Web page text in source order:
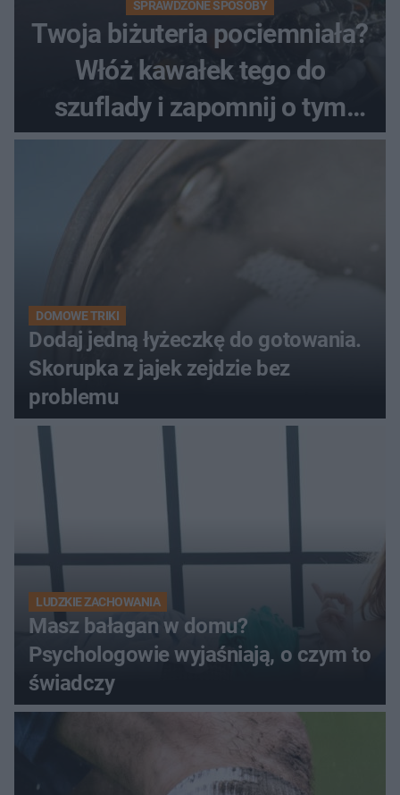
SPRAWDZONE SPOSOBY
Twoja biżuteria pociemniała?
Włóż kawałek tego do
szuflady i zapomnij o tym
problemie. Sposób na
pociemniałą biżuterię
DOMOWE TRIKI
Dodaj jedną łyżeczkę do gotowania.
Skorupka z jajek zejdzie bez
problemu
LUDZKIE ZACHOWANIA
Masz bałagan w domu?
Psychologowie wyjaśniają, o czym to
świadczy